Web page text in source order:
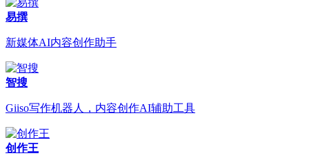
易撰
新媒体AI内容创作助手
智搜
Giiso写作机器人，内容创作AI辅助工具
创作王